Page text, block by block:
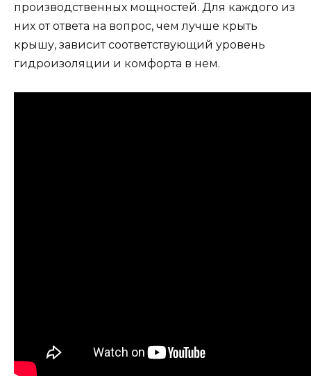
производственных мощностей. Для каждого из
них от ответа на вопрос, чем лучше крыть
крышу, зависит соответствующий уровень
гидроизоляции и комфорта в нем.